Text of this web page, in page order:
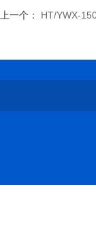
上一个： HT/YWX-